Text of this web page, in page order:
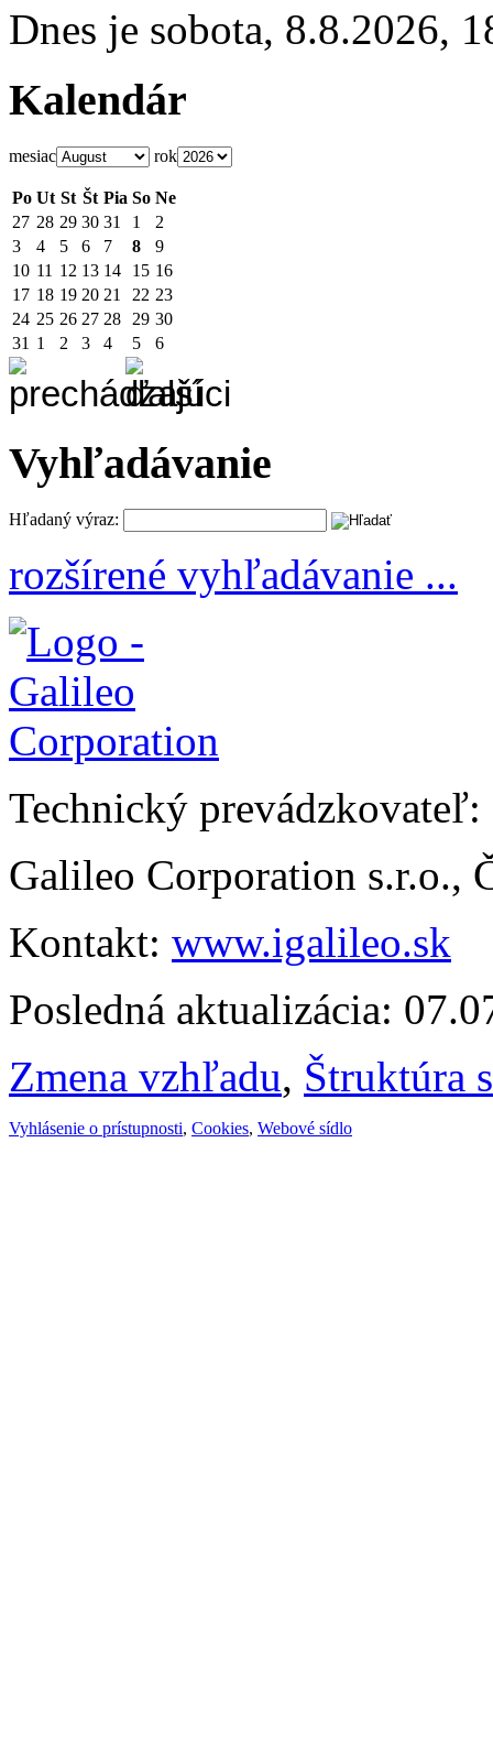
Dnes je sobota, 8.8.2026,
Kalendár
mesiac rok
Po Ut St Št Pia So Ne
27 28 29 30 31 1
2
3
4 5 6 7 8
9
10 11 12 13 14 15 16
17 18 19 20 21 22 23
24 25 26 27 28 29 30
31 1 2 3 4 5 6
Vyhľadávanie
Hľadaný výraz:
rozšírené vyhľadávanie ...
Technický prevádzkovateľ:
Galileo Corporation s.r.o.,
Kontakt: www.igalileo.sk
Posledná aktualizácia:
Zmena vzhľadu, Štruktúra
Vyhlásenie o prístupnosti, Cookies, Webové sídlo